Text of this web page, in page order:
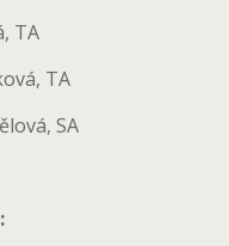
TA
TA
SA